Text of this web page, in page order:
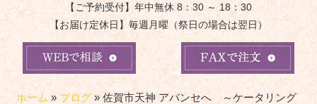
【ご予約受付】年中無休 8：30 ～ 18：30
【お届け定休日】毎週月曜（祭日の場合は翌日）
ホーム» ブログ» 佐賀市天神 アバンセへ ～ケータリング